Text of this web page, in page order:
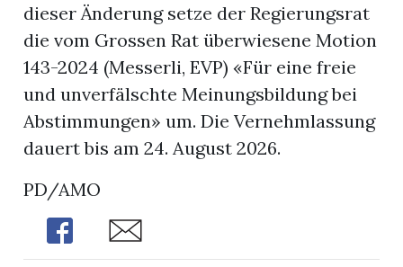
dieser Änderung setze der Regierungsrat
die vom Grossen Rat überwiesene Motion
143-2024 (Messerli, EVP) «Für eine freie
und unverfälschte Meinungsbildung bei
Abstimmungen» um. Die Vernehmlassung
dauert bis am 24. August 2026.
PD/AMO
Share
Share